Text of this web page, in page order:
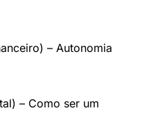
– Autonomia
– Como ser um